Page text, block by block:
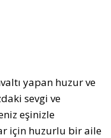
yapan huzur ve
sevgi ve
eşinizle
için huzurlu bir aile